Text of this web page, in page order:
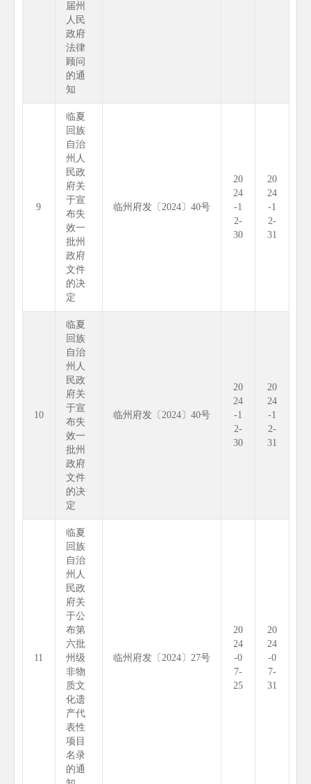
届州
人民
政府
法律
顾问
的通
知
9
临夏
回族
自治
州人
民政
府关
于宣
布失
效一
批州
政府
文件
的决
定
临州府发〔2024〕40号
20
24
-1
2-
30
20
24
-1
2-
31
10
临夏
回族
自治
州人
民政
府关
于宣
布失
效一
批州
政府
文件
的决
定
临州府发〔2024〕40号
20
24
-1
2-
30
20
24
-1
2-
31
11
临夏
回族
自治
州人
民政
府关
于公
布第
六批
州级
非物
质文
化遗
产代
表性
项目
名录
的通
临州府发〔2024〕27号
20
24
-0
7-
25
20
24
-0
7-
31